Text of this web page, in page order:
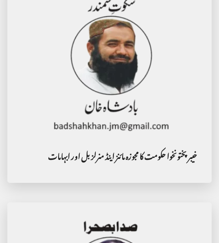
خیبرپختونخوا حکومت کا مجوزہ مائنز اینڈ منرلز بل اور ابہامات